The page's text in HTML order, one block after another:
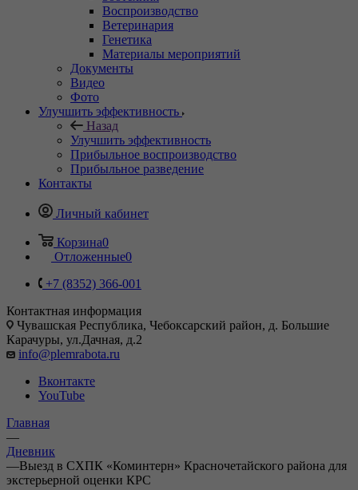
Воспроизводство
Ветеринария
Генетика
Материалы мероприятий
Документы
Видео
Фото
Улучшить эффективность
Назад
Улучшить эффективность
Прибыльное воспроизводство
Прибыльное разведение
Контакты
Личный кабинет
Корзина0
Отложенные0
+7 (8352) 366-001
Контактная информация
Чувашская Республика, Чебоксарский район, д. Большие
Карачуры, ул.Дачная, д.2
info@plemrabota.ru
Вконтакте
YouTube
Главная
—
Дневник
—Выезд в СХПК «Коминтерн» Красночетайского района для
экстерьерной оценки КРС